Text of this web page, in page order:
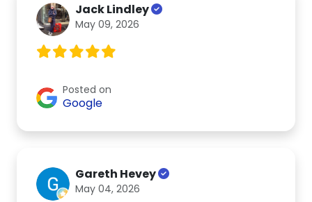
Jack Lindley
May 09, 2026
Posted on
Google
Gareth Hevey
May 04, 2026